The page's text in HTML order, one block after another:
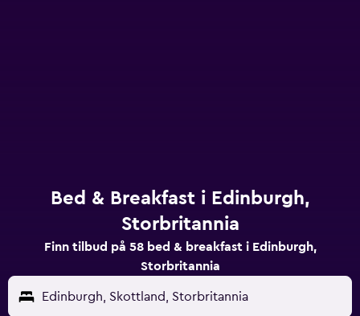
Bed & Breakfast i Edinburgh,
Storbritannia
Finn tilbud på 58 bed & breakfast i Edinburgh,
Storbritannia
Edinburgh, Skottland, Storbritannia